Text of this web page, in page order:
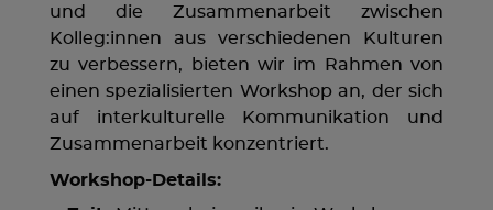
und die Zusammenarbeit zwischen
Kolleg:innen aus verschiedenen Kulturen
zu verbessern, bieten wir im Rahmen von
einen spezialisierten Workshop an, der sich
auf interkulturelle Kommunikation und
Zusammenarbeit konzentriert.
Workshop-Details: